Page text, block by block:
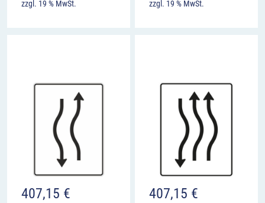
zzgl. 19 % MwSt.
zzgl. 19 % MwSt.
407,15 € 407,15 €